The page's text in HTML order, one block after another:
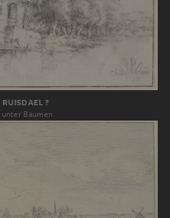
?
unter Bäumen